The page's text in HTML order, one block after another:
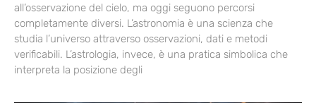
all’osservazione del cielo, ma oggi seguono percorsi
completamente diversi. L’astronomia è una scienza che
studia l’universo attraverso osservazioni, dati e metodi
verificabili. L’astrologia, invece, è una pratica simbolica che
interpreta la posizione degli